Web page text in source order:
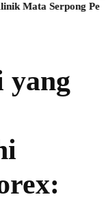
Perluas Akses
yang